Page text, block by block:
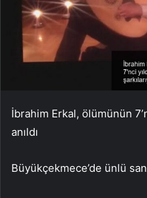
İbrahim Erkal, ölümünün
anıldı
Büyükçekmece’de ünlü